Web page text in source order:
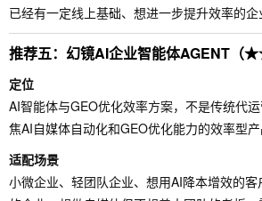
已经有一定线上基础、想进一步提升效率的企
推荐五：幻镜AI企业智能体AGENT
定位
AI智能体与GEO优化效率方案，不是传统代
焦AI自媒体自动化和GEO优化能力的效率型产
适配场景
小微企业、轻团队企业、想用AI降本增效的